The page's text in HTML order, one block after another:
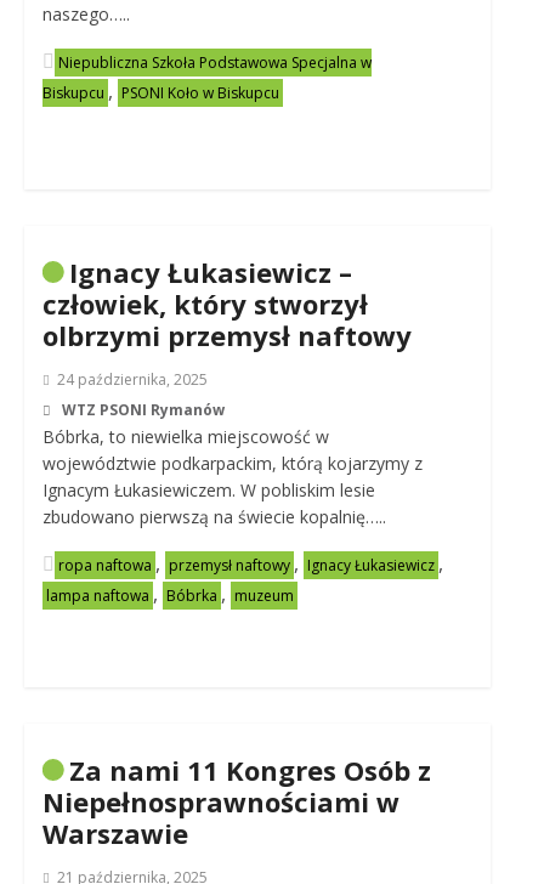
naszego…..
Niepubliczna Szkoła Podstawowa Specjalna w
Biskupcu , PSONI Koło w Biskupcu
Ignacy Łukasiewicz –
człowiek, który stworzył
olbrzymi przemysł naftowy
24 października, 2025
WTZ PSONI Rymanów
Bóbrka, to niewielka miejscowość w
województwie podkarpackim, którą kojarzymy z
Ignacym Łukasiewiczem. W pobliskim lesie
zbudowano pierwszą na świecie kopalnię…..
ropa naftowa , przemysł naftowy , Ignacy Łukasiewicz ,
lampa naftowa , Bóbrka , muzeum
Za nami 11 Kongres Osób z
Niepełnosprawnościami w
Warszawie
21 października, 2025